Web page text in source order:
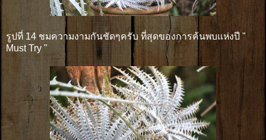
รูปที่ 14 ชมความงามกันชัดๆครับ ที่สุดของการค้นพบแห่งปี "
Must Try "